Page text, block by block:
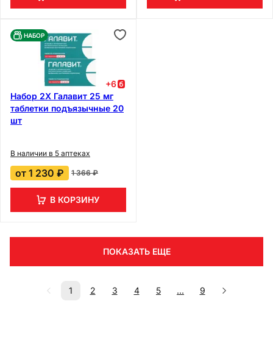
НАБОР
+6
Набор 2Х Галавит 25 мг
таблетки подъязычные 20
шт
В наличии в 5 аптеках
от 1 230 ₽ 1 366 ₽
В КОРЗИНУ
ПОКАЗАТЬ ЕЩЕ
1 2 3 4 5 ... 9